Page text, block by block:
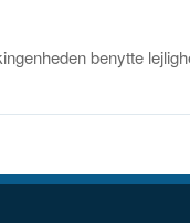
benytte